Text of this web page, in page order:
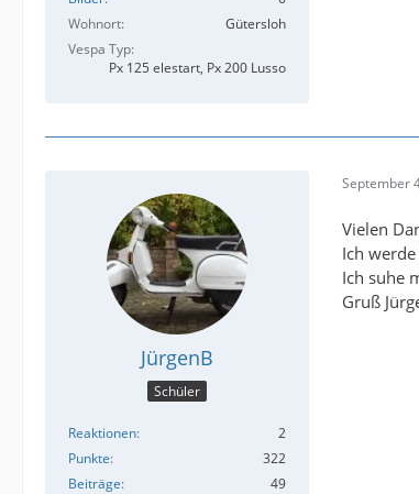
Wohnort
Gütersloh
Vespa Typ
Px 125 elestart, Px 200 Lusso
JürgenB
Schüler
Reaktionen
2
Punkte
322
Beiträge
49
September
Vielen
Ich
Ich suhe
Gruß